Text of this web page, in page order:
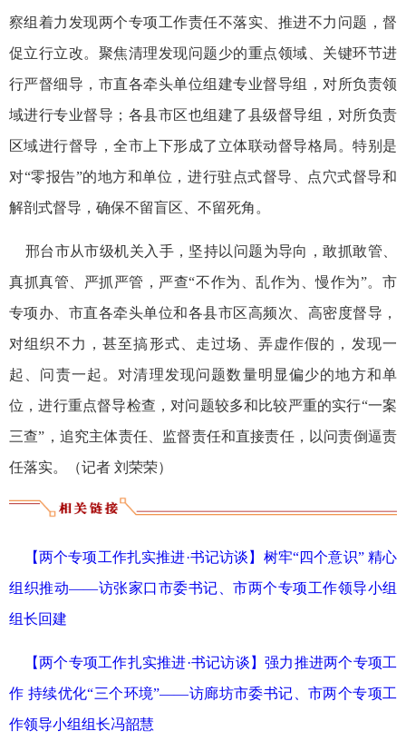
察组着力发现两个专项工作责任不落实、推进不力问题，督
促立行立改。聚焦清理发现问题少的重点领域、关键环节进
行严督细导，市直各牵头单位组建专业督导组，对所负责领
域进行专业督导；各县市区也组建了县级督导组，对所负责
区域进行督导，全市上下形成了立体联动督导格局。特别是
对“零报告”的地方和单位，进行驻点式督导、点穴式督导和
解剖式督导，确保不留盲区、不留死角。
邢台市从市级机关入手，坚持以问题为导向，敢抓敢管、
真抓真管、严抓严管，严查“不作为、乱作为、慢作为”。市
专项办、市直各牵头单位和各县市区高频次、高密度督导，
对组织不力，甚至搞形式、走过场、弄虚作假的，发现一
起、问责一起。对清理发现问题数量明显偏少的地方和单
位，进行重点督导检查，对问题较多和比较严重的实行“一案
三查”，追究主体责任、监督责任和直接责任，以问责倒逼责
任落实。（记者 刘荣荣）
【两个专项工作扎实推进·书记访谈】树牢“四个意识” 精心
组织推动——访张家口市委书记、市两个专项工作领导小组
组长回建
【两个专项工作扎实推进·书记访谈】强力推进两个专项工
作 持续优化“三个环境”——访廊坊市委书记、市两个专项工
作领导小组组长冯韶慧